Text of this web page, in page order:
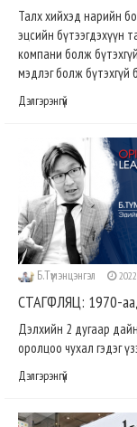
Талх хийхэд нарийн
эцсийн бүтээгдэхүүн
компани болж
мэдлэг болж бүтэхгүй
Дэлгэрэнгүй
Б.Түмэнцэнгэл
СТАГФЛЯЦ: 1970-
Дэлхийн 2 дугаар
оролцоо чухал гэдэг
Дэлгэрэнгүй